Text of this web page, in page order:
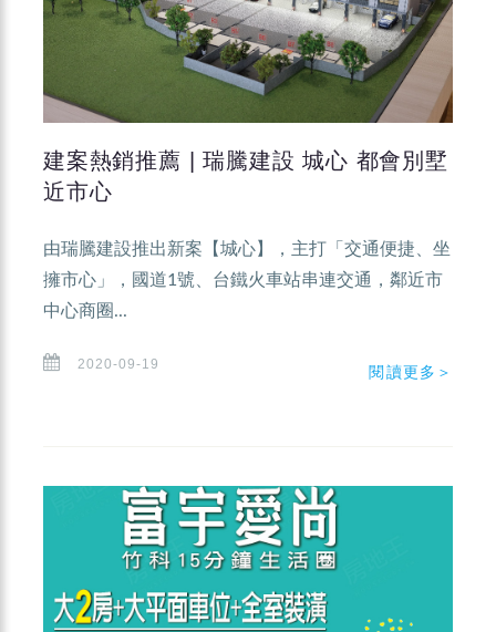
建案熱銷推薦 | 瑞騰建設 城心 都會別墅
近市心
由瑞騰建設推出新案【城心】，主打「交通便捷、坐
擁市心」，國道1號、台鐵火車站串連交通，鄰近市
中心商圈...
2020-09-19 閱讀更多＞